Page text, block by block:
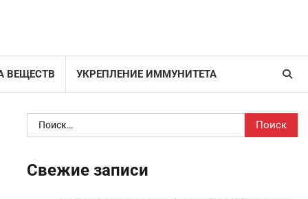
ВЕЩЕСТВ УКРЕПЛЕНИЕ ИММУНИТЕТА
Найти:
Свежие записи